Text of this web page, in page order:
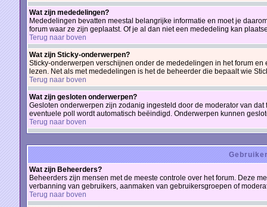
Wat zijn mededelingen?
Mededelingen bevatten meestal belangrijke informatie en moet je
forum waar ze zijn geplaatst. Of je al dan niet een mededeling kan
Terug naar boven
Wat zijn Sticky-onderwerpen?
Sticky-onderwerpen verschijnen onder de mededelingen in het forum
lezen. Net als met mededelingen is het de beheerder die bepaalt wie
Terug naar boven
Wat zijn gesloten onderwerpen?
Gesloten onderwerpen zijn zodanig ingesteld door de moderator van
eventuele poll wordt automatisch beëindigd. Onderwerpen kunnen
Terug naar boven
Wat zijn Beheerders?
Beheerders zijn mensen met de meeste controle over het forum. Deze
verbanning van gebruikers, aanmaken van gebruikersgroepen of
Terug naar boven